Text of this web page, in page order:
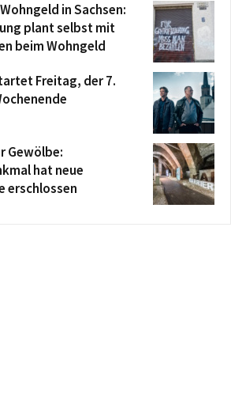
in Sachsen:
plant selbst mit
beim Wohngeld
Freitag, der 7.
Gewölbe:
hat neue
erschlossen